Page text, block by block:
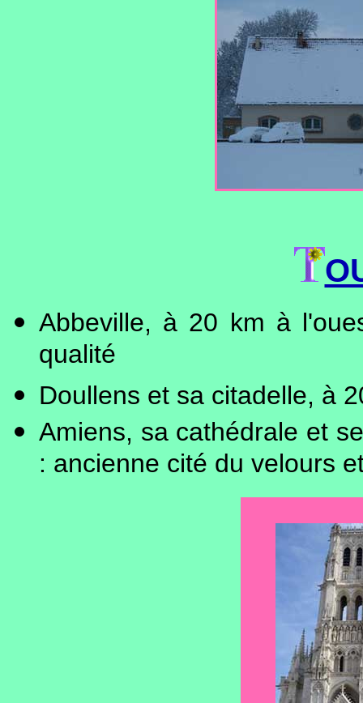
Abbeville, à 20 km à
qualité
Doullens et sa citadelle, à
Amiens, sa cathédrale et
: ancienne cité du velours